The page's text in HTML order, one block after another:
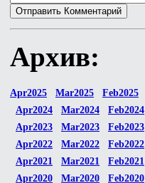
Архив:
Apr2025 Mar2025 Feb2025
Apr2024
Mar2024 Feb2024
Apr2023
Mar2023 Feb2023
Apr2022
Mar2022 Feb2022
Apr2021
Mar2021 Feb2021
Apr2020
Mar2020 Feb2020